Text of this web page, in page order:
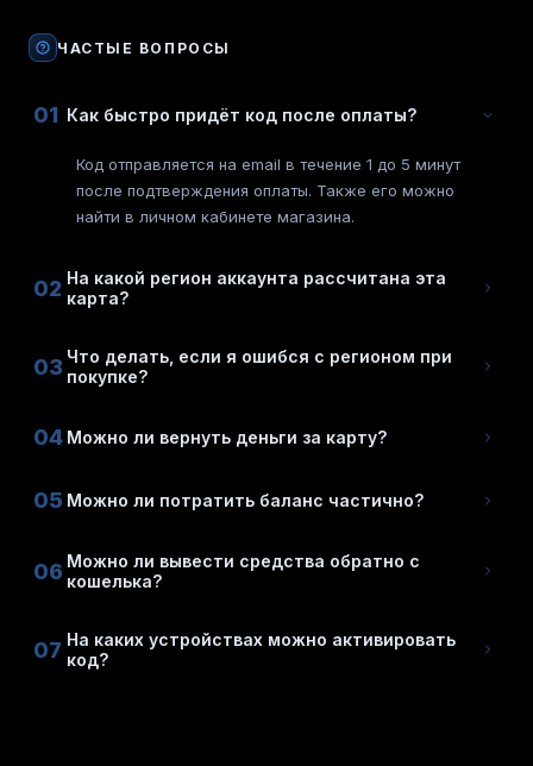
ЧАСТЫЕ ВОПРОСЫ
01 Как быстро придёт код после оплаты?
Код отправляется на email в течение 1 до 5 минут
после подтверждения оплаты. Также его можно
найти в личном кабинете магазина.
02 На какой регион аккаунта рассчитана эта
карта?
03 Что делать, если я ошибся с регионом при
покупке?
04 Можно ли вернуть деньги за карту?
05 Можно ли потратить баланс частично?
06 Можно ли вывести средства обратно с
кошелька?
07 На каких устройствах можно активировать
код?